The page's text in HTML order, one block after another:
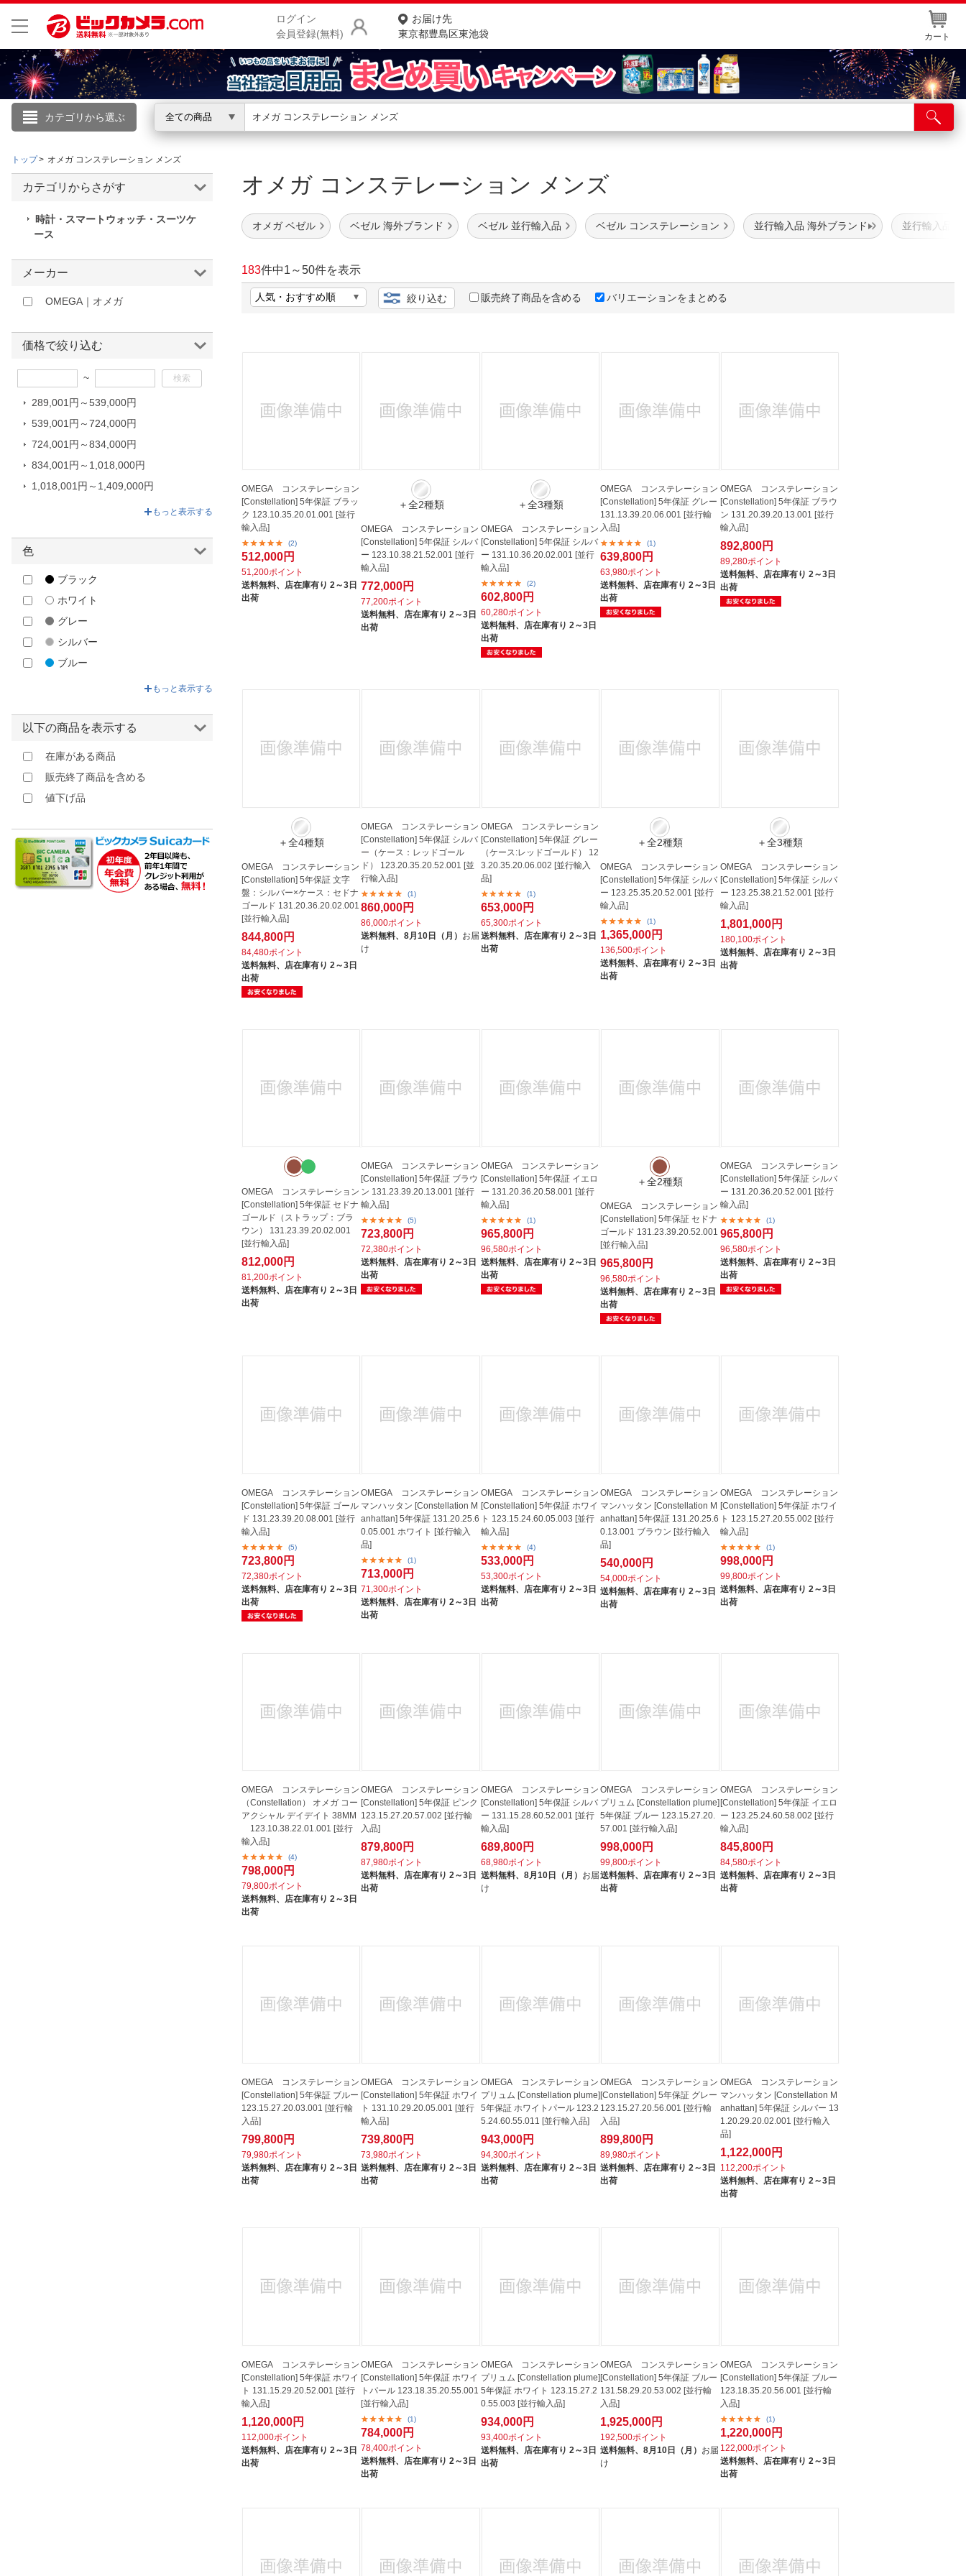
ログイン
会員登録(無料)
お届け先
東京都豊島区東池袋
カート
カテゴリから選ぶ 全ての商品
こんにちは
ログイン
お知らせ
商品をさがす
カテゴリ一覧からさがす
ご利用ガイド
店舗情報・店舗一覧
トップ オメガ コンステレーション メンズ
オメガ コンステレーション メンズ
オメガ ベゼル ベゼル 海外ブランド ベゼル 並行輸入品 ベゼル コンステレーション 並行輸入品 海外ブランド 並行輸入品
183件中1 ～50件を表示
絞り込む 販売終了商品を含める バリエーションをまとめる
OMEGA コンステレーション
[Constellation] 5年保証 ブラッ
ク 123.10.35.20.01.001 [並行
輸入品]
(2)
512,000円
51,200ポイント
送料無料、 店在庫有り 2～3日
出荷
＋全2種類
OMEGA コンステレーション
[Constellation] 5年保証 シルバ
ー 123.10.38.21.52.001 [並行
輸入品]
772,000円
77,200ポイント
送料無料、 店在庫有り 2～3日
出荷
＋全3種類
OMEGA コンステレーション
[Constellation] 5年保証 シルバ
ー 131.10.36.20.02.001 [並行
輸入品]
(2)
602,800円
60,280ポイント
送料無料、 店在庫有り 2～3日
出荷
OMEGA コンステレーション
[Constellation] 5年保証 グレー
131.13.39.20.06.001 [並行輸
入品]
(1)
639,800円
63,980ポイント
送料無料、 店在庫有り 2～3日
出荷
OMEGA コンステレーション
[Constellation] 5年保証 ブラウ
ン 131.20.39.20.13.001 [並行
輸入品]
892,800円
89,280ポイント
送料無料、
店在庫有り 2～3日
出荷
＋全4種類
OMEGA コンステレーション
[Constellation] 5年保証 文字
盤：シルバー×ケース：セドナ
ゴールド 131.20.36.20.02.001
[並行輸入品]
844,800円
84,480ポイント
送料無料、 店在庫有り 2～3日
出荷
OMEGA コンステレーション
[Constellation] 5年保証 シルバ
ー（ケース：レッドゴール
ド） 123.20.35.20.52.001 [並
行輸入品]
(1)
860,000円
86,000ポイント
送料無料、8月10日（月） お届
け
OMEGA コンステレーション
[Constellation] 5年保証 グレー
（ケース:レッドゴールド） 12
3.20.35.20.06.002 [並行輸入
品]
(1)
653,000円
65,300ポイント
送料無料、 店在庫有り 2～3日
出荷
＋全2種類
OMEGA コンステレーション
[Constellation] 5年保証 シルバ
ー 123.25.35.20.52.001 [並行
輸入品]
(1)
1,365,000円
136,500ポイント
送料無料、 店在庫有り 2～3日
出荷
＋全3種類
OMEGA コンステレーション
[Constellation] 5年保証 シルバ
ー 123.25.38.21.52.001 [並行
輸入品]
1,801,000円
180,100ポイント
送料無料、
店在庫有り 2～3日
出荷
OMEGA コンステレーション
[Constellation] 5年保証 セドナ
ゴールド（ストラップ：ブラ
ウン） 131.23.39.20.02.001
[並行輸入品]
812,000円
81,200ポイント
送料無料、 店在庫有り 2～3日
出荷
OMEGA コンステレーション
[Constellation] 5年保証 ブラウ
ン 131.23.39.20.13.001 [並行
輸入品]
(5)
723,800円
72,380ポイント
送料無料、 店在庫有り 2～3日
出荷
OMEGA コンステレーション
[Constellation] 5年保証 イエロ
ー 131.20.36.20.58.001 [並行
輸入品]
(1)
965,800円
96,580ポイント
送料無料、 店在庫有り 2～3日
出荷
＋全2種類
OMEGA コンステレーション
[Constellation] 5年保証 セドナ
ゴールド 131.23.39.20.52.001
[並行輸入品]
965,800円
96,580ポイント
送料無料、 店在庫有り 2～3日
出荷
OMEGA コンステレーション
[Constellation] 5年保証 シルバ
ー 131.20.36.20.52.001 [並行
輸入品]
(1)
965,800円
96,580ポイント
送料無料、
店在庫有り 2～3日
出荷
OMEGA コンステレーション
[Constellation] 5年保証 ゴール
ド 131.23.39.20.08.001 [並行
輸入品]
(5)
723,800円
72,380ポイント
送料無料、 店在庫有り 2～3日
出荷
OMEGA コンステレーション
マンハッタン [Constellation M
anhattan] 5年保証 131.20.25.6
0.05.001 ホワイト [並行輸入
品]
(1)
713,000円
71,300ポイント
送料無料、 店在庫有り 2～3日
出荷
OMEGA コンステレーション
[Constellation] 5年保証 ホワイ
ト 123.15.24.60.05.003 [並行
輸入品]
(4)
533,000円
53,300ポイント
送料無料、 店在庫有り 2～3日
出荷
OMEGA コンステレーション
マンハッタン [Constellation M
anhattan] 5年保証 131.20.25.6
0.13.001 ブラウン [並行輸入
品]
540,000円
54,000ポイント
送料無料、 店在庫有り 2～3日
出荷
OMEGA コンステレーション
[Constellation] 5年保証 ホワイ
ト 123.15.27.20.55.002 [並行
輸入品]
(1)
998,000円
99,800ポイント
送料無料、
店在庫有り 2～3日
出荷
OMEGA コンステレーション
（Constellation） オメガ コー
アクシャル デイデイト 38MM
123.10.38.22.01.001 [並行
輸入品]
(4)
798,000円
79,800ポイント
送料無料、 店在庫有り 2～3日
出荷
OMEGA コンステレーション
[Constellation] 5年保証 ピンク
123.15.27.20.57.002 [並行輸
入品]
879,800円
87,980ポイント
送料無料、 店在庫有り 2～3日
出荷
OMEGA コンステレーション
[Constellation] 5年保証 シルバ
ー 131.15.28.60.52.001 [並行
輸入品]
689,800円
68,980ポイント
送料無料、 8月10日（月） お届
け
OMEGA コンステレーション
プリュム [Constellation plume]
5年保証 ブルー 123.15.27.20.
57.001 [並行輸入品]
998,000円
99,800ポイント
送料無料、 店在庫有り 2～3日
出荷
OMEGA コンステレーション
[Constellation] 5年保証 イエロ
ー 123.25.24.60.58.002 [並行
輸入品]
845,800円
84,580ポイント
送料無料、
店在庫有り 2～3日
出荷
OMEGA コンステレーション
[Constellation] 5年保証 ブルー
123.15.27.20.03.001 [並行輸
入品]
799,800円
79,980ポイント
送料無料、 店在庫有り 2～3日
出荷
OMEGA コンステレーション
[Constellation] 5年保証 ホワイ
ト 131.10.29.20.05.001 [並行
輸入品]
739,800円
73,980ポイント
送料無料、 店在庫有り 2～3日
出荷
OMEGA コンステレーション
プリュム [Constellation plume]
5年保証 ホワイトパール 123.2
5.24.60.55.011 [並行輸入品]
943,000円
94,300ポイント
送料無料、 店在庫有り 2～3日
出荷
OMEGA コンステレーション
[Constellation] 5年保証 グレー
123.15.27.20.56.001 [並行輸
入品]
899,800円
89,980ポイント
送料無料、 店在庫有り 2～3日
出荷
OMEGA コンステレーション
マンハッタン [Constellation M
anhattan] 5年保証 シルバー 13
1.20.29.20.02.001 [並行輸入
品]
1,122,000円
112,200ポイント
送料無料、
店在庫有り 2～3日
出荷
OMEGA コンステレーション
[Constellation] 5年保証 ホワイ
ト 131.15.29.20.52.001 [並行
輸入品]
1,120,000円
112,000ポイント
送料無料、 店在庫有り 2～3日
出荷
OMEGA コンステレーション
[Constellation] 5年保証 ホワイ
トパール 123.18.35.20.55.001
[並行輸入品]
(1)
784,000円
78,400ポイント
送料無料、 店在庫有り 2～3日
出荷
OMEGA コンステレーション
プリュム [Constellation plume]
5年保証 ホワイト 123.15.27.2
0.55.003 [並行輸入品]
934,000円
93,400ポイント
送料無料、 店在庫有り 2～3日
出荷
OMEGA コンステレーション
[Constellation] 5年保証 ブルー
131.58.29.20.53.002 [並行輸
入品]
1,925,000円
192,500ポイント
送料無料、8月10日（月） お届
け
OMEGA コンステレーション
[Constellation] 5年保証 ブルー
123.18.35.20.56.001 [並行輸
入品]
(1)
1,220,000円
122,000ポイント
送料無料、
店在庫有り 2～3日
出荷
カテゴリからさがす
時計・スマートウォッチ・スーツケ
ース
メーカー
OMEGA｜オメガ
価格で絞り込む
~
289,001円～539,000円
539,001円～724,000円
724,001円～834,000円
834,001円～1,018,000円
1,018,001円～1,409,000円
1,409,001円～8,902,000円 もっと表示する
色
ブラック
ホワイト
グレー
シルバー
ブルー
イエロー
パープル
もっと表示する
以下の商品を表示する
在庫がある商品
販売終了商品を含める
値下げ品